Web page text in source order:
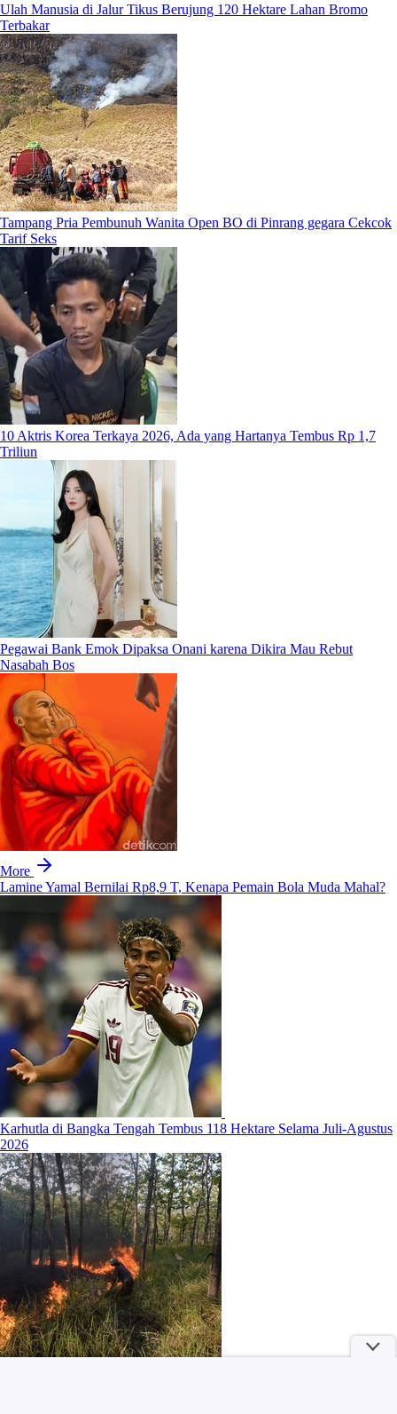
Ulah Manusia di Jalur Tikus Berujung 120 Hektare Lahan Bromo
Terbakar
Tampang Pria Pembunuh Wanita Open BO di Pinrang gegara Cekcok
Tarif Seks
10 Aktris Korea Terkaya 2026, Ada yang Hartanya Tembus Rp 1,7
Triliun
Pegawai Bank Emok Dipaksa Onani karena Dikira Mau Rebut
Nasabah Bos
More
Lamine Yamal Bernilai Rp8,9 T, Kenapa Pemain Bola Muda Mahal?
Karhutla di Bangka Tengah Tembus 118 Hektare Selama Juli-Agustus
2026